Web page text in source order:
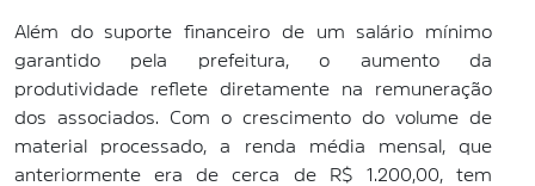
Além do suporte financeiro de um salário mínimo
garantido pela prefeitura, o aumento da
produtividade reflete diretamente na remuneração
dos associados. Com o crescimento do volume de
material processado, a renda média mensal, que
anteriormente era de cerca de R$ 1.200,00, tem